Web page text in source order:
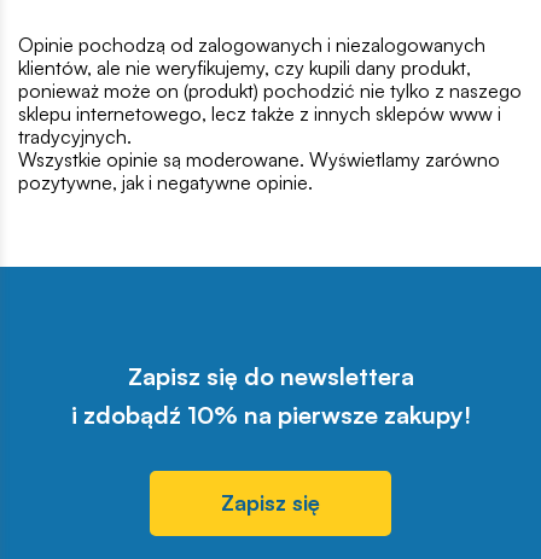
Opinie pochodzą od zalogowanych i niezalogowanych
klientów, ale nie weryfikujemy, czy kupili dany produkt,
ponieważ może on (produkt) pochodzić nie tylko z naszego
sklepu internetowego, lecz także z innych sklepów www i
tradycyjnych.
Wszystkie opinie są moderowane. Wyświetlamy zarówno
pozytywne, jak i negatywne opinie.
Zapisz się do newslettera
i zdobądź 10% na pierwsze zakupy!
Zapisz się